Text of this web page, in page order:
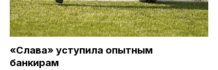
«Слава» уступила опытным
банкирам